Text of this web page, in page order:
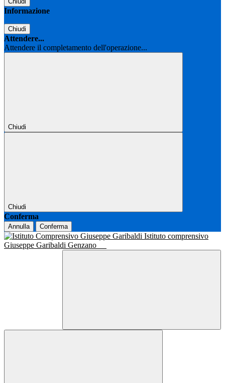
Informazione
Chiudi
Attendere...
Attendere il completamento dell'operazione...
Chiudi
Chiudi
Conferma
Annulla Conferma
Istituto comprensivo
Giuseppe Garibaldi Genzano